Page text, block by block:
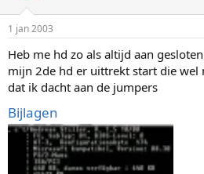
1 jan 2003
Heb me hd zo als altijd aan
mijn 2de hd er uittrekt start die wel
dat ik dacht aan de jumpers
Bijlagen